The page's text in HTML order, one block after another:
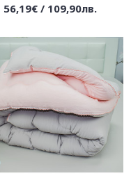
56,19€ / 109,90лв.